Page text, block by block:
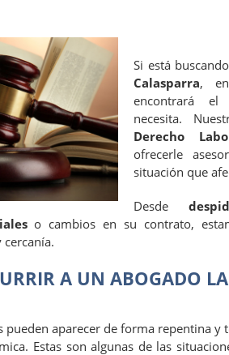
Si está
Calasparra,
encontrará el
necesita.
Derecho
ofrecerle
situación que
Desde
o cambios en su contrato,
cercanía.
A UN ABOGADO
pueden aparecer de forma repentina y
Estas son algunas de las